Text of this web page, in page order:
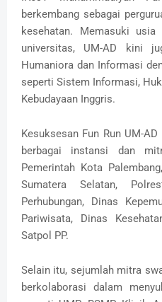
berkembang sebagai
kesehatan. Memasuki
universitas, UM-AD kini
Humaniora dan Informasi
seperti Sistem Informasi,
Kebudayaan Inggris.
Kesuksesan Fun Run UM-
berbagai instansi dan
Pemerintah Kota
Sumatera Selatan,
Perhubungan, Dinas
Pariwisata, Dinas
Satpol PP.
Selain itu, sejumlah mitra
berkolaborasi dalam